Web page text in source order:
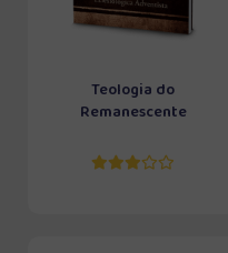
Teologia do
Remanescente